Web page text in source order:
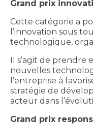
Grand prix
Cette catégorie a
l’innovation sous
technologique,
Il s’agit de prendre
nouvelles
l’entreprise à
stratégie de
acteur dans
Grand prix